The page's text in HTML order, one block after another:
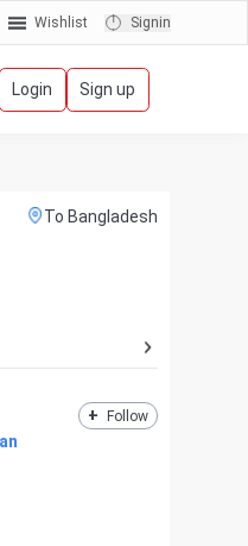
Wishlist Signin
Login Sign up
To Bangladesh
+ Follow